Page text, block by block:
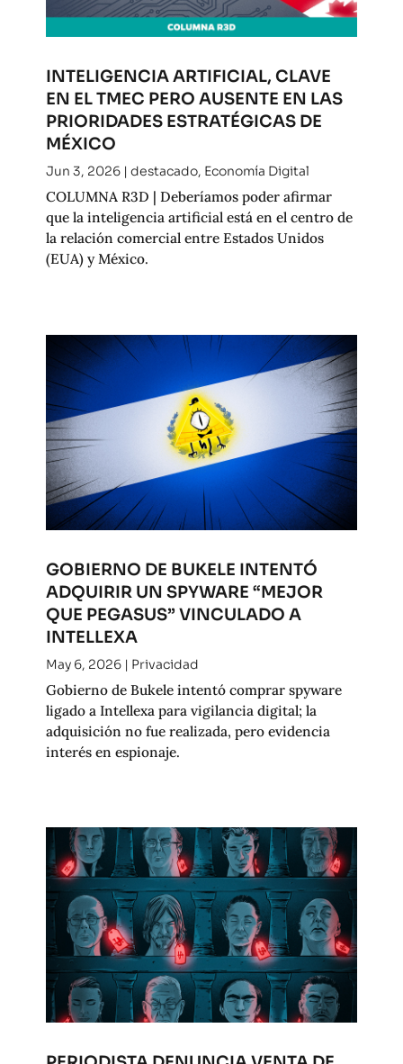
INTELIGENCIA ARTIFICIAL, CLAVE
EN EL TMEC PERO AUSENTE EN LAS
PRIORIDADES ESTRATÉGICAS DE
MÉXICO
Jun 3, 2026| destacado, Economía Digital
COLUMNA R3D | Deberíamos poder afirmar
que la inteligencia artificial está en el centro de
la relación comercial entre Estados Unidos
(EUA) y México.
GOBIERNO DE BUKELE INTENTÓ
ADQUIRIR UN SPYWARE “MEJOR
QUE PEGASUS” VINCULADO A
INTELLEXA
May 6, 2026| Privacidad
Gobierno de Bukele intentó comprar spyware
ligado a Intellexa para vigilancia digital; la
adquisición no fue realizada, pero evidencia
interés en espionaje.